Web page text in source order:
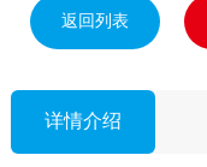
返回列表
详情介绍